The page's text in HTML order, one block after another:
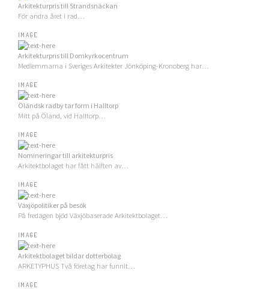
Arkitekturpris till Strandsnäckan
För andra året i rad…
IMAGE
Arkitekturpris till Domkyrkocentrum
Medlemmarna i Sveriges Arkitekter Jönköping-Kronoberg har…
IMAGE
Öländsk radby tar form i Halltorp
Mitt på Öland, vid Halltorp…
IMAGE
Nomineringar till arkitekturpris
Arkitektbolaget har fått hälften av…
IMAGE
Växjöpolitiker på besök
På fredagen bjöd Växjöbaserade Arkitektbolaget…
IMAGE
Arkitektbolaget bildar dotterbolag
ARKETYPHUS Två företag har funnit…
IMAGE